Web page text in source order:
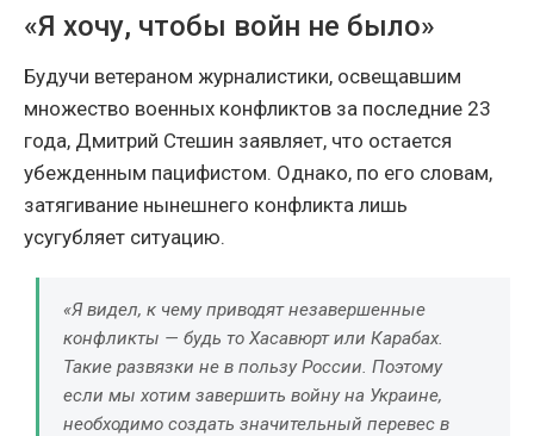
«Я хочу, чтобы войн не было»
Будучи ветераном журналистики, освещавшим
множество военных конфликтов за последние 23
года, Дмитрий Стешин заявляет, что остается
убежденным пацифистом. Однако, по его словам,
затягивание нынешнего конфликта лишь
усугубляет ситуацию.
«Я видел, к чему приводят незавершенные
конфликты — будь то Хасавюрт или Карабах.
Такие развязки не в пользу России. Поэтому
если мы хотим завершить войну на Украине,
необходимо создать значительный перевес в